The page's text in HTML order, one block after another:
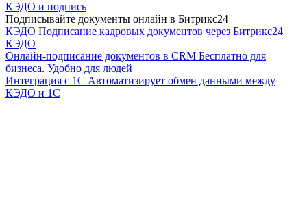
КЭДО и подпись
Подписывайте документы онлайн в Битрикс24
КЭДО Подписание кадровых документов через Битрикс24
КЭДО
Онлайн-подписание документов в CRM Бесплатно для
бизнеса. Удобно для людей
Интеграция с 1С Автоматизирует обмен данными между
КЭДО и 1С